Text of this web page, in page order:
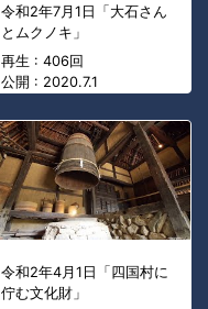
令和2年7月1日「大石さん
とムクノキ」
再生 : 406回
公開 : 2020.7.1
令和2年4月1日「四国村に
佇む文化財」